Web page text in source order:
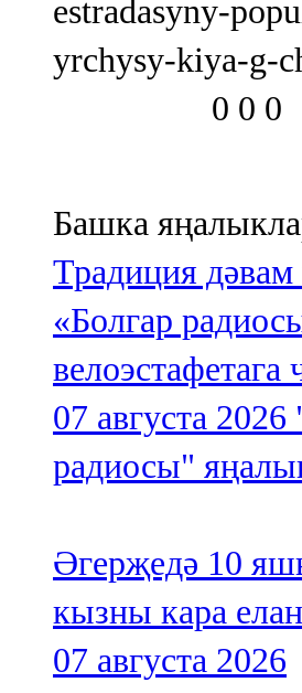
estradasyny-
yrchysy-kiya-g-
0 0 0
Башка
Традиция дәвам
«Болгар
велоэстафетага
07 августа 2026
радиосы"
Әгерҗедә 10
кызны кара
07 августа 2026